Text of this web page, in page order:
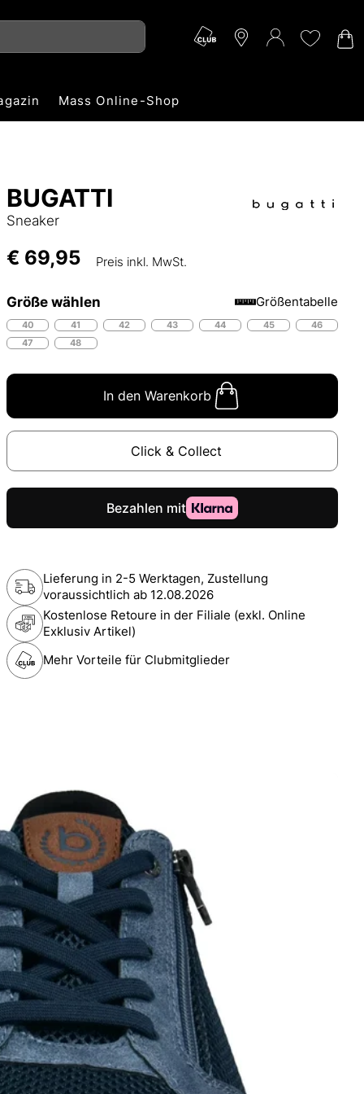
Mass Online-Shop
BUGATTI
Sneaker
€ 69,95 Preis inkl. MwSt.
Größe wählen Größentabelle
40 41 42 43 44 45
46
47
48
In den Warenkorb
Click & Collect
Lieferung in 2-5 Werktagen, Zustellung
voraussichtlich ab 12.08.2026
Kostenlose Retoure in der Filiale (exkl. Online
Exklusiv Artikel)
Mehr Vorteile für Clubmitglieder